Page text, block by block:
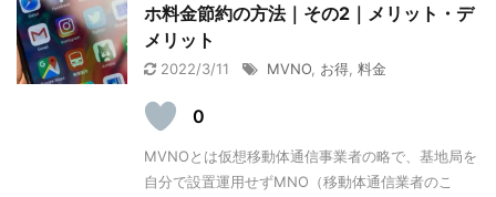
ホ料金節約の方法｜その2｜メリット・デ
メリット
2022/3/11 MVNO お得 料金
0
MVNOとは仮想移動体通信事業者の略で、基地局を
自分で設置運用せずMNO（移動体通信業者のこ